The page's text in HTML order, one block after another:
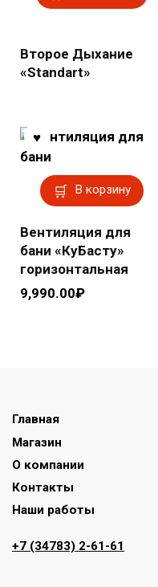
Второе Дыхание
«Standart»
В корзину
Вентиляция для
бани «КуБасту»
горизонтальная
9,990.00₽
Главная
Магазин
О компании
Контакты
Наши работы
+7 (34783) 2-61-61